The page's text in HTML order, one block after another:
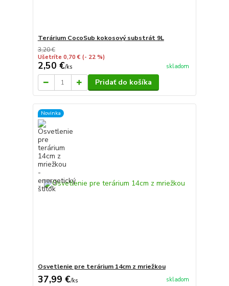
Terárium CocoSub kokosový substrát 9L
3,20 €
Ušetríte 0,70 € (- 22 %)
2,50 €/ks skladom
Pridať do košíka
Novinka
Osvetlenie pre terárium 14cm z mriežkou
37,99 €/ks skladom